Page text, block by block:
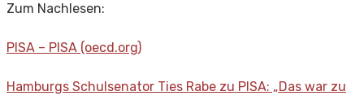
Zum Nachlesen:
PISA – PISA (oecd.org)
Hamburgs Schulsenator Ties Rabe zu PISA: „Das war zu